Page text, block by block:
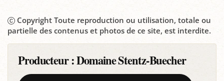
Copyright Toute reproduction ou utilisation, totale ou
partielle des contenus et photos de ce site, est interdite.
Producteur :Domaine Stentz-Buecher